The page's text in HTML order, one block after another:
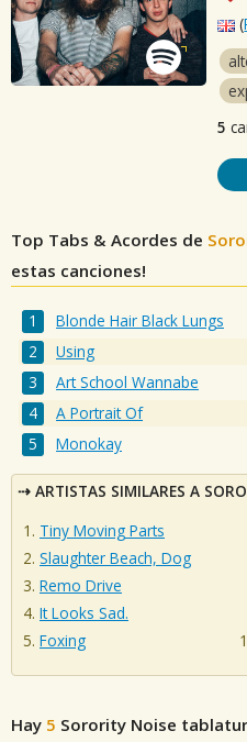
(
5
Top Tabs & Acordes de
estas canciones!
Blonde Hair Black Lungs
Using
Art School Wannabe
A Portrait Of
Monokay
ARTISTAS SIMILARES A
Tiny Moving Parts
Slaughter Beach, Dog
Remo Drive
It Looks Sad.
Foxing
Hay 5 Sorority Noise